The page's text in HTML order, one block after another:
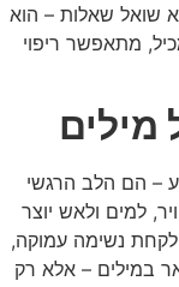
שואל שאלות – הוא
מתאפשר ריפוי
מילים
– הם הלב הרגשי
למים ולאש יוצר
נשימה עמוקה,
במילים – אלא רק